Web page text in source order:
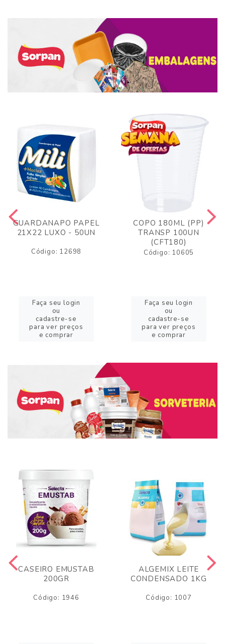
GUARDANAPO PAPEL
21X22 LUXO - 50UN
Código: 12698
Faça seu login
ou
cadastre-se
para ver preços
e comprar
COPO 180ML (PP)
TRANSP 100UN
(CFT180)
Código: 10605
Faça seu login
ou
cadastre-se
para ver preços
e comprar
CASEIRO EMUSTAB
200GR
Código: 1946
ALGEMIX LEITE
CONDENSADO 1KG
Código: 1007